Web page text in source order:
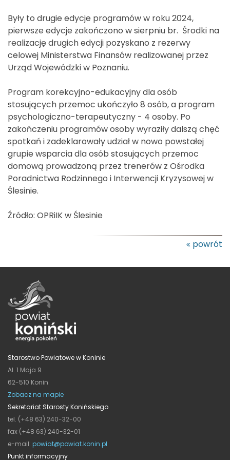
Były to drugie edycje programów w roku 2024,
pierwsze edycje zakończono w sierpniu br. Środki na
realizację drugich edycji pozyskano z rezerwy
celowej Ministerstwa Finansów realizowanej przez
Urząd Wojewódzki w Poznaniu.
Program korekcyjno-edukacyjny dla osób
stosujących przemoc ukończyło 8 osób, a program
psychologiczno-terapeutyczny - 4 osoby. Po
zakończeniu programów osoby wyraziły dalszą chęć
spotkań i zadeklarowały udział w nowo powstałej
grupie wsparcia dla osób stosujących przemoc
domową prowadzoną przez trenerów z Ośrodka
Poradnictwa Rodzinnego i Interwencji Kryzysowej w
Ślesinie.
Źródło: OPRiIK w Ślesinie
powrót
Starostwo Powiatowe w Koninie
Al. 1 Maja 9
62-510 Konin
Zobacz na mapie
Sekretariat Starosty Konińskiego
tel. (+48 63) 240-32-00
fax (+48 63) 240-32-01
e-mail: powiat@powiat.konin.pl
Punkt informacyjny